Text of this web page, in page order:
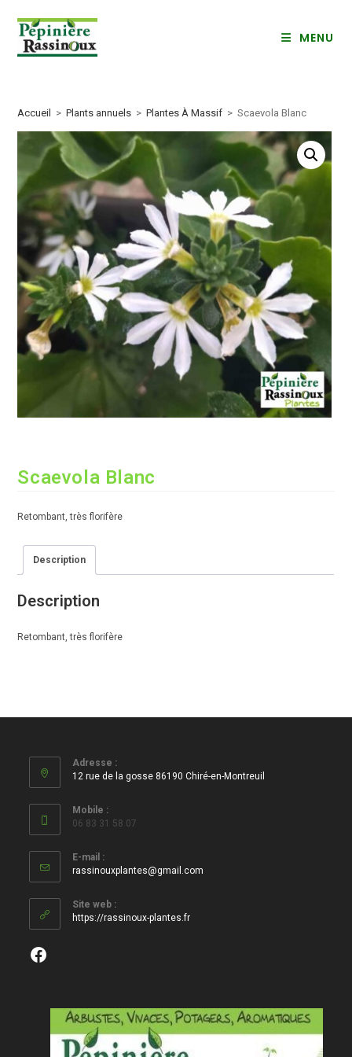
content
MENU
Accueil > Plants annuels > Plantes À Massif > Scaevola Blanc
Scaevola Blanc
Retombant, très florifère
Description
Description
Retombant, très florifère
Adresse :
12 rue de la gosse 86190 Chiré-en-Montreuil
Mobile :
06 83 31 58 07
E-mail :
rassinouxplantes@gmail.com
Site web :
https://rassinoux-plantes.fr
Facebook